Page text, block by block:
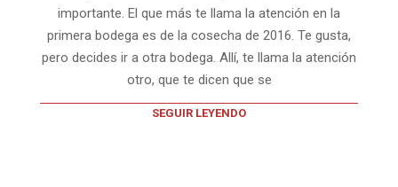
importante. El que más te llama la atención en la
primera bodega es de la cosecha de 2016. Te gusta,
pero decides ir a otra bodega. Allí, te llama la atención
otro, que te dicen que se
SEGUIR LEYENDO